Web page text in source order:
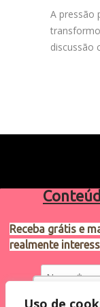
Receba grátis e
realmente
Uso de
A pressão
discussão